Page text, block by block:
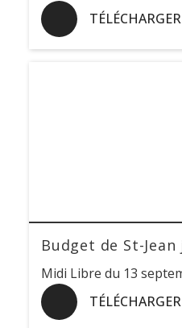
TÉLÉCHARGER
Budget de St-
Midi Libre du 13
TÉLÉCHARGER